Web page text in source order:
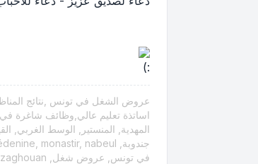
عروض الشغل في تونس ,نتائج